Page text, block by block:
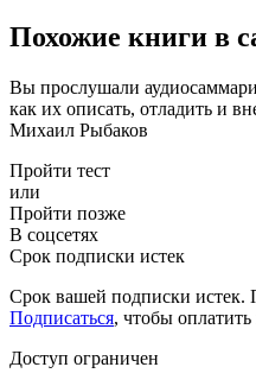
Похожие книги в
Вы прослушали
как их описать, отладить и
Михаил Рыбаков
Пройти тест
или
Пройти позже
В соцсетях
Срок подписки истек
Срок вашей подписки истек.
Подписаться, чтобы оплатить
Доступ ограничен